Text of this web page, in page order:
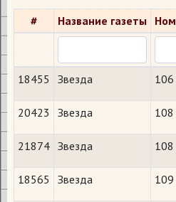
# Название газеты
18455 Звезда 106
20423 Звезда 108
21874 Звезда 108
18565 Звезда 109